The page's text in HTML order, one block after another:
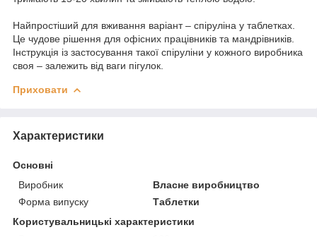
Найпростіший для вживання варіант – спіруліна у таблетках.
Це чудове рішення для офісних працівників та мандрівників.
Інструкція із застосування такої спіруліни у кожного виробника
своя – залежить від ваги пігулок.
Приховати
Характеристики
Основні
Виробник
Власне виробництво
Форма випуску
Таблетки
Користувальницькі характеристики